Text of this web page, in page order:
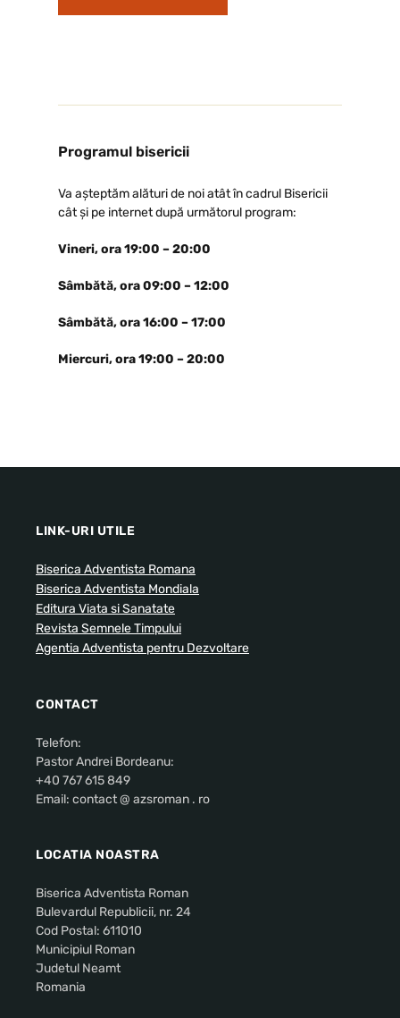
Programul bisericii
Va așteptăm alături de noi atât în cadrul Bisericii
cât și pe internet după următorul program:
Vineri, ora 19:00 – 20:00
Sâmbătă, ora 09:00 – 12:00
Sâmbătă, ora 16:00 – 17:00
Miercuri, ora 19:00 – 20:00
LINK-URI UTILE
Biserica Adventista Romana
Biserica Adventista Mondiala
Editura Viata si Sanatate
Revista Semnele Timpului
Agentia Adventista pentru Dezvoltare
CONTACT
Telefon:
Pastor Andrei Bordeanu:
+40 767 615 849
Email: contact @ azsroman . ro
LOCATIA NOASTRA
Biserica Adventista Roman
Bulevardul Republicii, nr. 24
Cod Postal: 611010
Municipiul Roman
Judetul Neamt
Romania